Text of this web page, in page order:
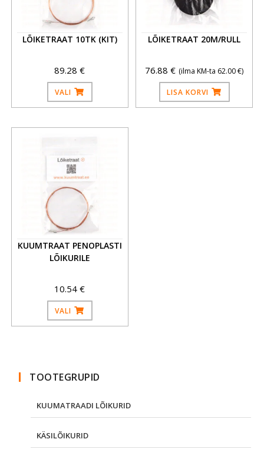
LÕIKETRAAT 10TK (KIT)
89.28€
VALI
LÕIKETRAAT 20M/RULL
76.88€ (ilma KM-ta 62.00€)
LISA KORVI
KUUMTRAAT PENOPLASTI
LÕIKURILE
10.54€
VALI
TOOTEGRUPID
KUUMATRAADI LÕIKURID
KÄSILÕIKURID